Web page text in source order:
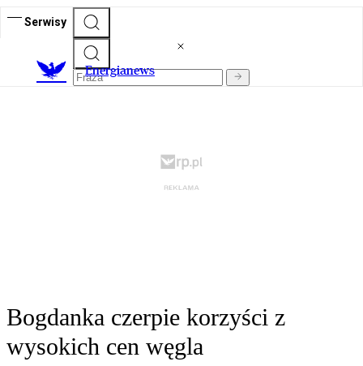
Serwisy
Energianews
Bogdanka czerpie korzyści z
wysokich cen węgla